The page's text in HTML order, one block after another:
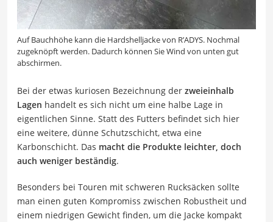
Auf Bauchhöhe kann die Hardshelljacke von R’ADYS. Nochmal
zugeknöpft werden. Dadurch können Sie Wind von unten gut
abschirmen.
Bei der etwas kuriosen Bezeichnung der zweieinhalb
Lagen handelt es sich nicht um eine halbe Lage in
eigentlichen Sinne. Statt des Futters befindet sich hier
eine weitere, dünne Schutzschicht, etwa eine
Karbonschicht. Das macht die Produkte leichter, doch
auch weniger beständig.
Besonders bei Touren mit schweren Rucksäcken sollte
man einen guten Kompromiss zwischen Robustheit und
einem niedrigen Gewicht finden, um die Jacke kompakt